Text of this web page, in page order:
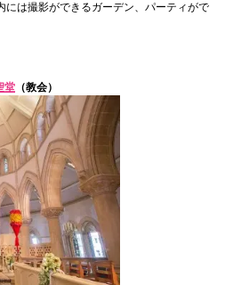
には撮影ができるガーデン、パーティがで
堂 （教会）